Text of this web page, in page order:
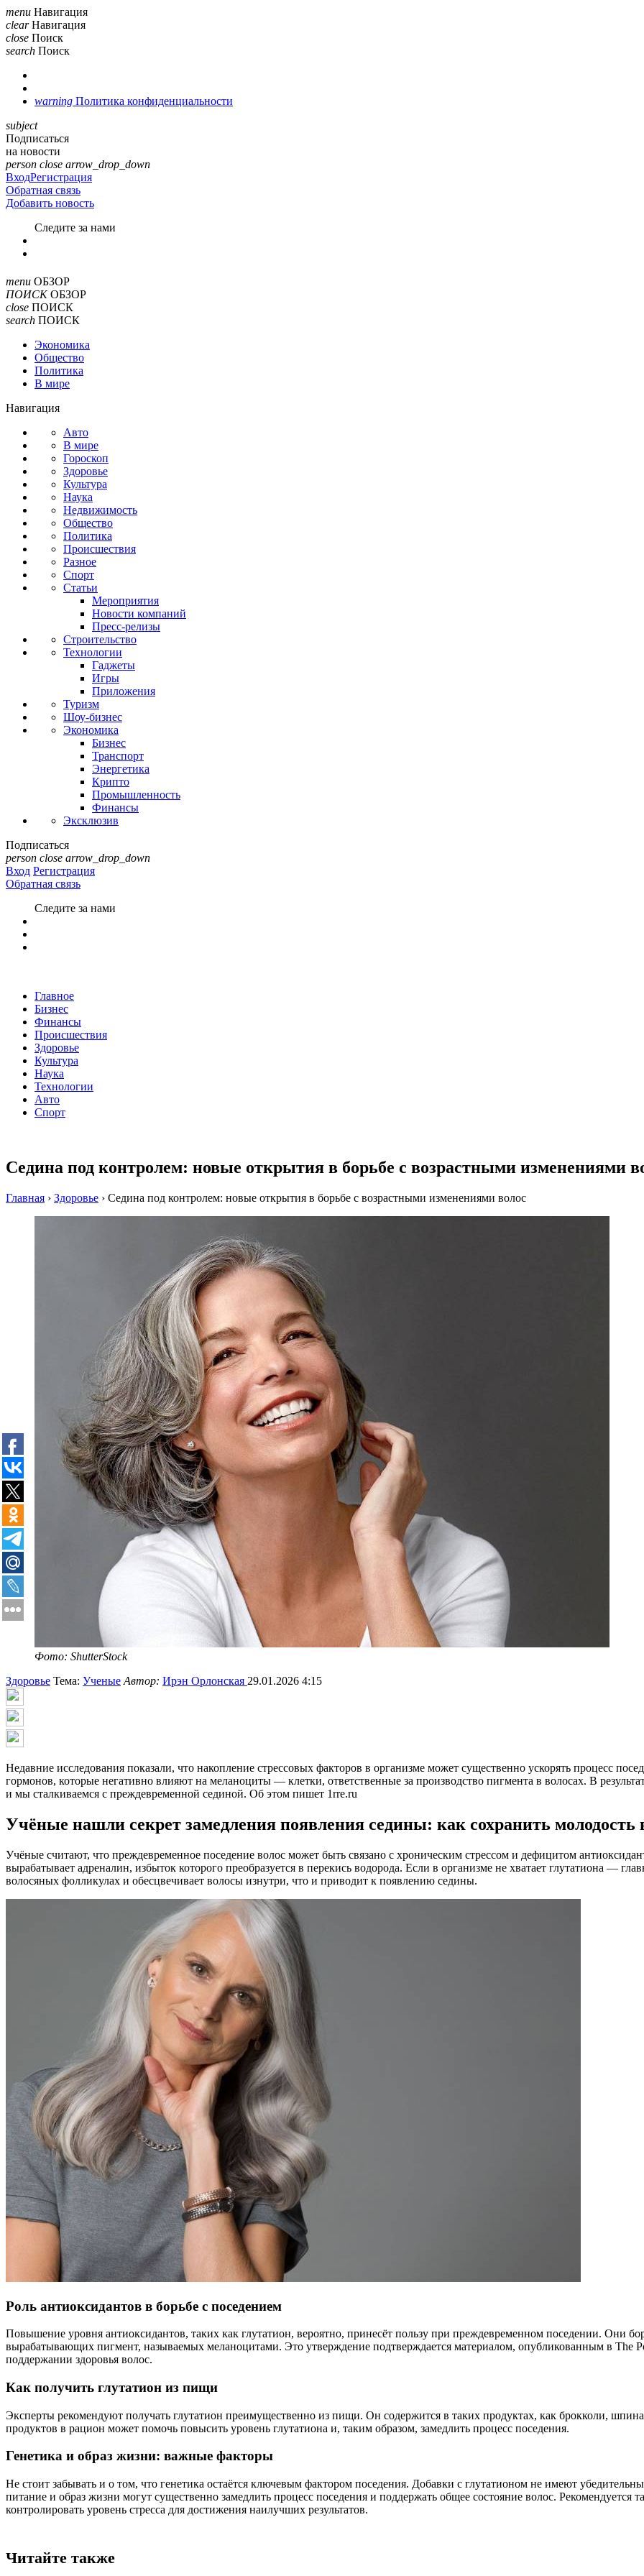
menu Навигация
clear Навигация
close Поиск
search Поиск
warning Политика конфиденциальности
subject
Подписаться
на новости
person close arrow_drop_down
ВходРегистрация
Обратная связь
Добавить новость
Cледите за нами
menu ОБЗОР
ПОИСК ОБЗОР
close ПОИСК
search ПОИСК
Экономика
Общество
Политика
В мире
Навигация
Авто
В мире
Гороскоп
Здоровье
Культура
Наука
Недвижимость
Общество
Политика
Происшествия
Разное
Спорт
Статьи
Мероприятия
Новости компаний
Пресс-релизы
Строительство
Технологии
Гаджеты
Игры
Приложения
Туризм
Шоу-бизнес
Экономика
Бизнес
Транспорт
Энергетика
Крипто
Промышленность
Финансы
Эксклюзив
Подписаться
person close arrow_drop_down
Вход Регистрация
Обратная связь
Следите за нами
Главное
Бизнес
Финансы
Происшествия
Здоровье
Культура
Наука
Технологии
Авто
Спорт
Седина под контролем: новые открытия в борьбе с возрастными изменениями
Главная › Здоровье › Седина под контролем: новые открытия в борьбе с возрастными изменениями волос
Фото: ShutterStock
Здоровье Тема: Ученые Автор: Ирэн Орлонская 29.01.2026 4:15
Недавние исследования показали, что накопление стрессовых факторов в организме может существенно ускорять процесс
гормонов, которые негативно влияют на меланоциты — клетки, ответственные за производство пигмента в волосах. В
и мы сталкиваемся с преждевременной сединой. Об этом пишет 1rre.ru
Учёные нашли секрет замедления появления седины: как сохранить молодость
Учёные считают, что преждевременное поседение волос может быть связано с хроническим стрессом и дефицитом
вырабатывает адреналин, избыток которого преобразуется в перекись водорода. Если в организме не хватает глутатиона —
волосяных фолликулах и обесцвечивает волосы изнутри, что и приводит к появлению седины.
Роль антиоксидантов в борьбе с поседением
Повышение уровня антиоксидантов, таких как глутатион, вероятно, принесёт пользу при преждевременном поседении. Они
вырабатывающих пигмент, называемых меланоцитами. Это утверждение подтверждается материалом, опубликованным в The
поддержании здоровья волос.
Как получить глутатион из пищи
Эксперты рекомендуют получать глутатион преимущественно из пищи. Он содержится в таких продуктах, как брокколи,
продуктов в рацион может помочь повысить уровень глутатиона и, таким образом, замедлить процесс поседения.
Генетика и образ жизни: важные факторы
Не стоит забывать и о том, что генетика остаётся ключевым фактором поседения. Добавки с глутатионом не имеют
питание и образ жизни могут существенно замедлить процесс поседения и поддержать общее состояние волос. Рекомендуется
контролировать уровень стресса для достижения наилучших результатов.
Читайте также